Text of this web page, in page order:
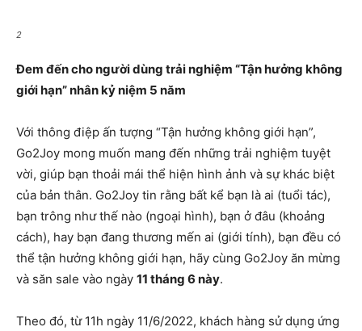
2
Đem đến cho người dùng trải nghiệm “Tận hưởng không
giới hạn” nhân kỷ niệm 5 năm
Với thông điệp ấn tượng “Tận hưởng không giới hạn”,
Go2Joy mong muốn mang đến những trải nghiệm tuyệt
vời, giúp bạn thoải mái thể hiện hình ảnh và sự khác biệt
của bản thân. Go2Joy tin rằng bất kể bạn là ai (tuổi tác),
bạn trông như thế nào (ngoại hình), bạn ở đâu (khoảng
cách), hay bạn đang thương mến ai (giới tính), bạn đều có
thể tận hưởng không giới hạn, hãy cùng Go2Joy ăn mừng
và săn sale vào ngày 11 tháng 6 này.
Theo đó, từ 11h ngày 11/6/2022, khách hàng sử dụng ứng